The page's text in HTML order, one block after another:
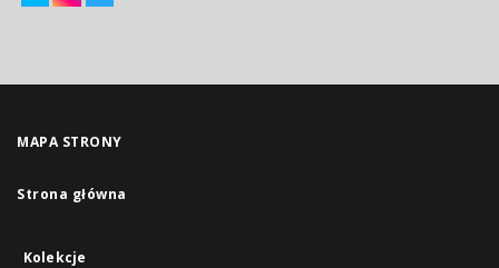
MAPA STRONY
Strona główna
Kolekcje